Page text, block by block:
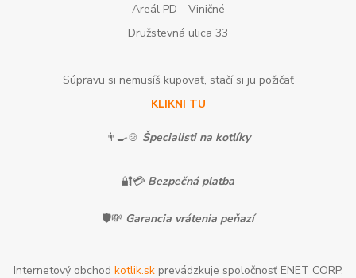
Areál PD - Viničné
Družstevná ulica 33
Súpravu si nemusíš kupovať, stačí si ju požičať
KLIKNI TU
👨‍🍳🍲 Špecialisti na kotlíky
🔐💳 Bezpečná platba
🛡️💸 Garancia vrátenia peňazí
Internetový obchod kotlik.skprevádzkuje spoločnosť ENET CORP,